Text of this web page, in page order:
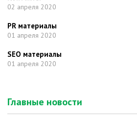
02 апреля 2020
PR материалы
01 апреля 2020
SEO материалы
01 апреля 2020
Главные новости